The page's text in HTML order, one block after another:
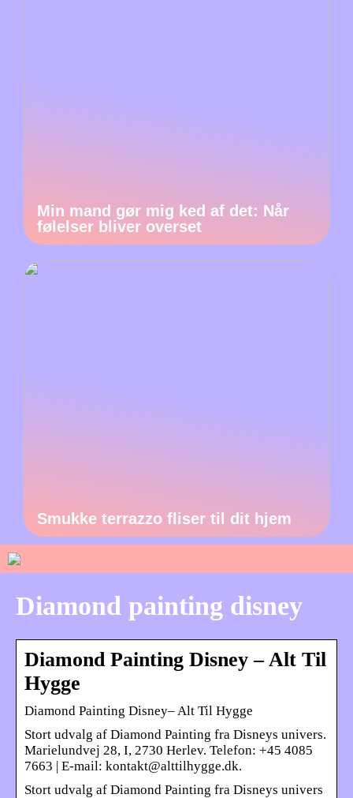
Min mand gør mig ked af det: Når
følelser bliver overset
Smukke terrazzo fliser til dit hjem
Diamond painting disney
Diamond Painting Disney – Alt Til
Hygge
Diamond Painting Disney– Alt Til Hygge
Stort udvalg af Diamond Painting fra Disneys univers.
Marielundvej 28, I, 2730 Herlev. Telefon: +45 4085
7663 | E-mail: kontakt@alttilhygge.dk.
Stort udvalg af Diamond Painting fra Disneys univers